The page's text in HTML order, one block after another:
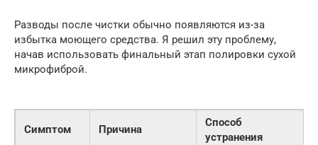
Разводы после чистки обычно появляются из-за
избытка моющего средства. Я решил эту проблему,
начав использовать финальный этап полировки сухой
микрофиброй.
Симптом Причина
Способ
устранения